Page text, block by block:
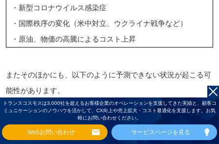
・新型コロナウイルス感染症
・国際秩序の変化（米中対立、ウクライナ戦争など）
・原油、物価の高騰によるコスト上昇
またそのほかにも、以下のように予測できない状況が起こる可
能性があります。
・国際物流の分断や原材料などの供給が一時的に追いつか
ない（供給懸念）
トランスコスモスは3,000社を超えるお客様企業のオペレーションを支援してきた実績と、顧客コ
ミュニケーションのノウハウを活かして、CX向上や売上拡大・コスト最適化を支援します。お気
軽にお問い合わせください。
Webお問い合わせ サービスページを見る